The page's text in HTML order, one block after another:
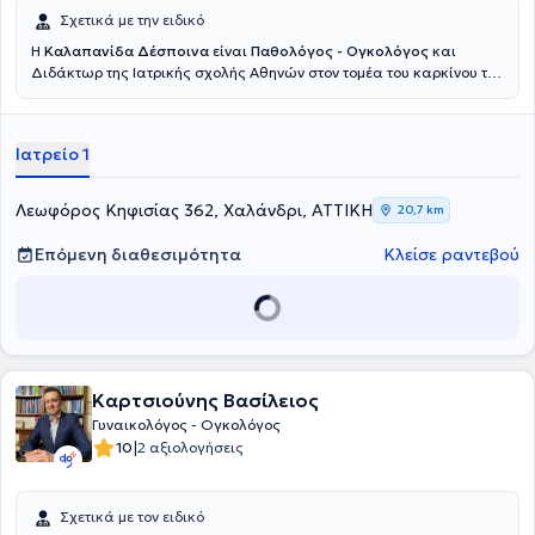
Σχετικά με την ειδικό
Η Καλαπανίδα Δέσποινα είναι Παθολόγος - Ογκολόγος και
Διδάκτωρ της Ιατρικής σχολής Αθηνών στον τομέα του καρκίνου του
είναι να στέκεται ουσιαστικά δίπλα στους ασθενείς με καρκίνο σε
τους ενημέρωση, την εμπιστοσύνη και την ανθρώπινη σχέση ιατρού -
ασθενούς. Διαθέτει σημαντική εμπειρία ως ερευνητής σε μεγάλες
πολυκεντρικές κλινικές μελέτες, γεγονός που της επιτρέπει να
εφαρμόζει σύγχρονες και τεκμηριωμένες θεραπευτικές
προσεγγίσεις. Συνεργάζεται με τα Νοσοκομεία "Υγεία" και
Ευρωκλινική Αθηνών καθώς συμμετέχει και ενεργά στην
Ιατρείο 1
Λεωφόρος Κηφισίας 362, Χαλάνδρι, ΑΤΤΙΚΗ 20,7 km
Επόμενη διαθεσιμότητα Κλείσε ραντεβού
Καρτσιούνης Βασίλειος
Γυναικολόγος - Ογκολόγος
10|2 αξιολογήσεις
Σχετικά με τον ειδικό